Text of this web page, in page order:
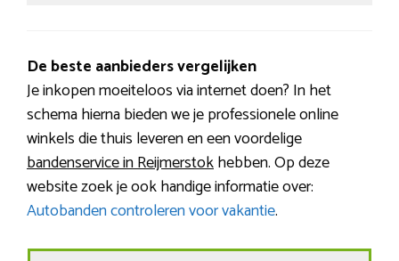
De beste aanbieders vergelijken
Je inkopen moeiteloos via internet doen? In het
schema hierna bieden we je professionele online
winkels die thuis leveren en een voordelige
bandenservice in Reijmerstokhebben. Op deze
website zoek je ook handige informatie over:
Autobanden controleren voor vakantie.